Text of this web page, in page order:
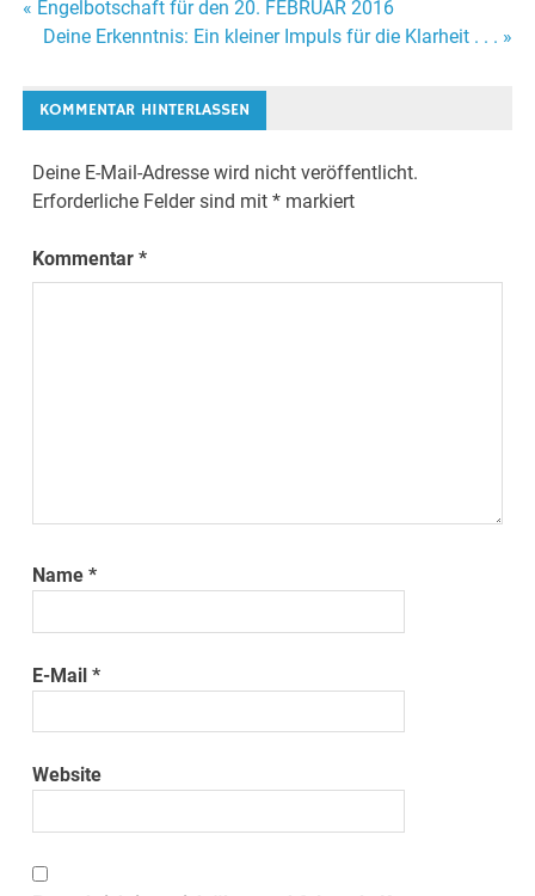
Beitrags-
Navigation
« Engelbotschaft für den 20. FEBRUAR 2016
Deine Erkenntnis: Ein kleiner Impuls für die Klarheit . . . »
KOMMENTAR HINTERLASSEN
Deine E-Mail-Adresse wird nicht veröffentlicht.
Erforderliche Felder sind mit* markiert
Kommentar*
Name*
E-Mail*
Website